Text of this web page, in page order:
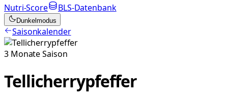
Nutri-Score
BLS-Datenbank
Dunkelmodus
Saisonkalender
3 MonateSaison
Tellicherrypfeffer